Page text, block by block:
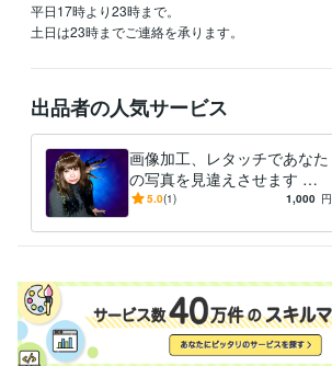
平日17時より23時まで。
土日は23時までご連絡を承ります。
出品者の人気サービス
画像加工、レタッチであなた
の写真を見違えさせます 私
の画像加工でよりナチュラル
んか
5.0(1) 1,000 円